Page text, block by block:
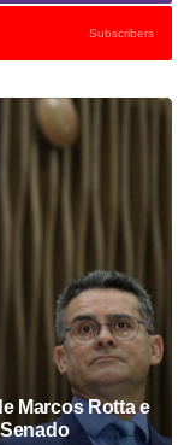
Subscribers
Marcos Rotta e